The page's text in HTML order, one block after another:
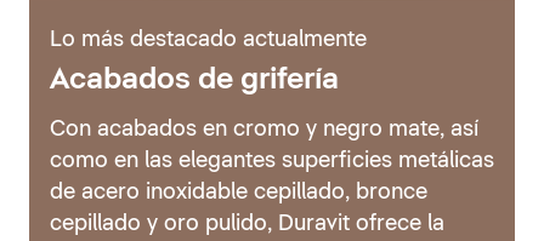
Lo más destacado actualmente
Acabados de grifería
Con acabados en cromo y negro mate, así
como en las elegantes superficies metálicas
de acero inoxidable cepillado, bronce
cepillado y oro pulido, Duravit ofrece la